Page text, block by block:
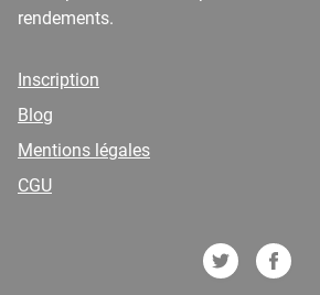
rendements.
Inscription
Blog
Mentions légales
CGU